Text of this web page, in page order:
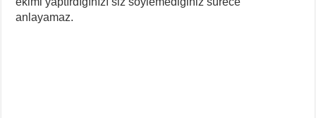
anlayamaz.